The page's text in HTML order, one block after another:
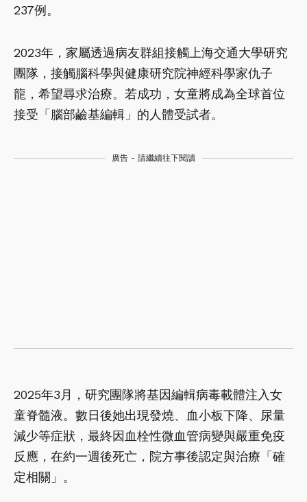
237例。
2023年，家屬透過病友群組接觸上海交通大學研究
團隊，接觸腦科學與健康研究院神經科學家仇子
龍，希望尋求治療。若成功，女童將成為全球首位
接受「腦部鹼基編輯」的人體受試者。
廣告 - 請繼續往下閱讀
2025年3月，研究團隊將基因編輯病毒載體注入女
童脊髓液。數日後她出現發燒、血小板下降、尿量
減少等症狀，最終因血栓性微血管病變與嚴重免疫
反應，在約一週後死亡，院方事後認定與治療「確
定相關」。